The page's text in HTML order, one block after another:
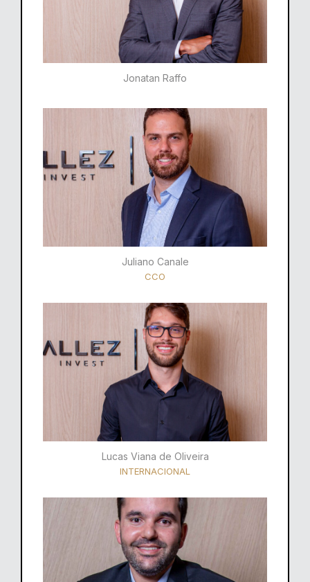
Jonatan Raffo
Juliano Canale
CCO
Lucas Viana de Oliveira
INTERNACIONAL